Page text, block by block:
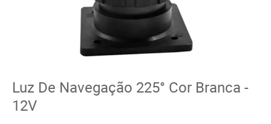
Luz De Navegação 225° Cor Branca -
12V